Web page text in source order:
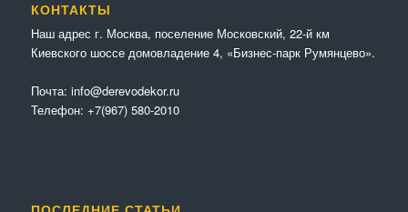
КОНТАКТЫ
Наш адрес г. Москва, поселение Московский, 22-й км
Киевского шоссе домовладение 4, «Бизнес-парк Румянцево».
Почта: info@derevodekor.ru
Телефон: +7(967) 580-2010